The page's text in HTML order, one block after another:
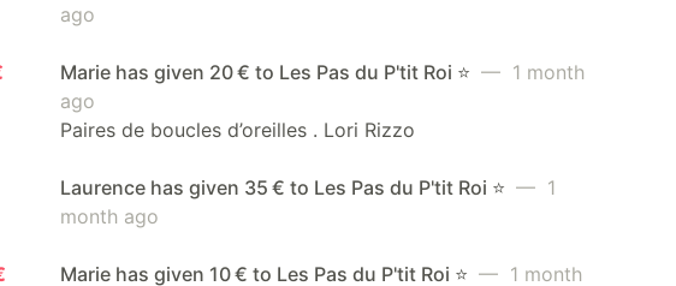
ago
Marie has given 20 € to Les Pas du P'tit Roi ⭐️ — 1 month
ago
Paires de boucles d’oreilles . Lori Rizzo
Laurence has given 35 € to Les Pas du P'tit Roi ⭐️ — 1
month ago
Marie has given 10 € to Les Pas du P'tit Roi ⭐️ — 1 month